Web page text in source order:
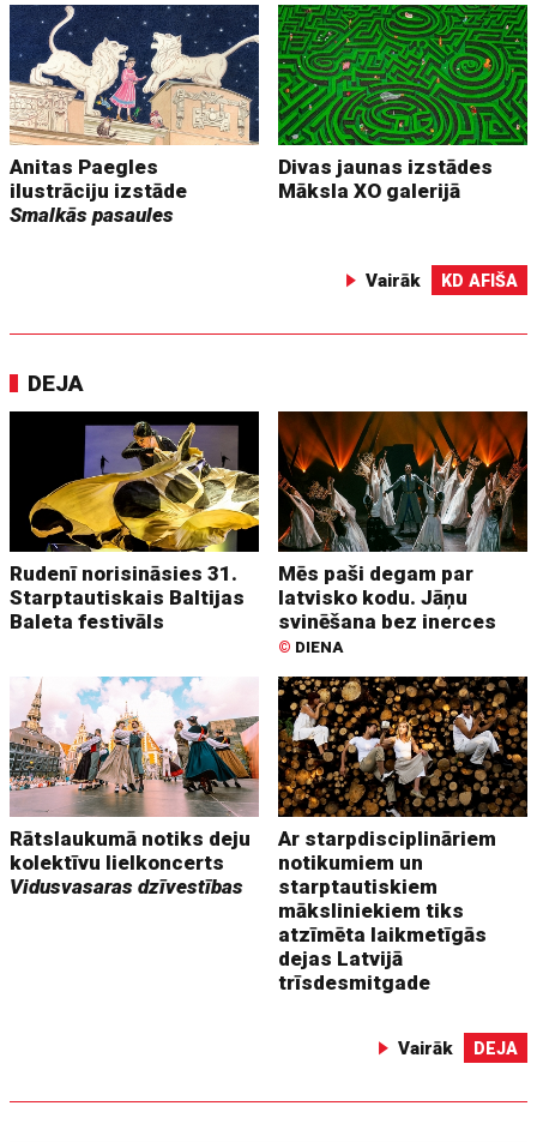
Anitas Paegles
ilustrāciju izstāde
Smalkās pasaules
Divas jaunas izstādes
Māksla XO galerijā
Vairāk KD AFIŠA
DEJA
Rudenī norisināsies 31.
Starptautiskais Baltijas
Baleta festivāls
Mēs paši degam par
latvisko kodu. Jāņu
svinēšana bez inerces
© DIENA
Rātslaukumā notiks deju
kolektīvu lielkoncerts
Vidusvasaras dzīvestības
Ar starpdisciplināriem
notikumiem un
starptautiskiem
māksliniekiem tiks
atzīmēta laikmetīgās
dejas Latvijā
trīsdesmitgade
Vairāk DEJA